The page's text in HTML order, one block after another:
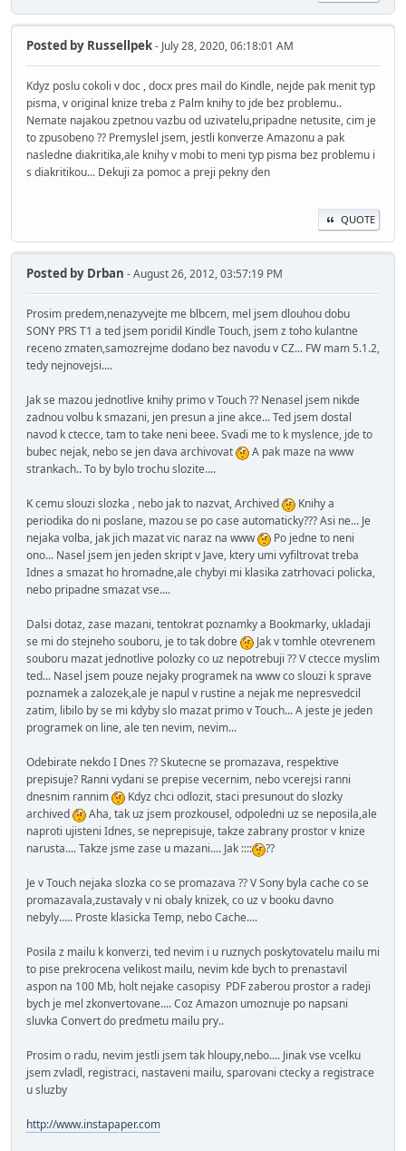
Posted by Russellpek- July 28, 2020, 06:18:01 AM
Kdyz poslu cokoli v doc , docx pres mail do Kindle, nejde pak menit typ
pisma, v original knize treba z Palm knihy to jde bez problemu..
Nemate najakou zpetnou vazbu od uzivatelu,pripadne netusite, cim je
to zpusobeno ?? Premyslel jsem, jestli konverze Amazonu a pak
nasledne diakritika,ale knihy v mobi to meni typ pisma bez problemu i
s diakritikou... Dekuji za pomoc a preji pekny den
QUOTE
Posted by Drban - August 26, 2012, 03:57:19 PM
Prosim predem,nenazyvejte me blbcem, mel jsem dlouhou dobu
SONY PRS T1 a ted jsem poridil Kindle Touch, jsem z toho kulantne
receno zmaten,samozrejme dodano bez navodu v CZ... FW mam 5.1.2,
tedy nejnovejsi....
Jak se mazou jednotlive knihy primo v Touch ?? Nenasel jsem nikde
zadnou volbu k smazani, jen presun a jine akce... Ted jsem dostal
navod k ctecce, tam to take neni beee. Svadi me to k myslence, jde to
bubec nejak, nebo se jen dava archivovat
A pak maze na www
strankach.. To by bylo trochu slozite....
K cemu slouzi slozka , nebo jak to nazvat, Archived
Knihy a
periodika do ni poslane, mazou se po case automaticky??? Asi ne... Je
nejaka volba, jak jich mazat vic naraz na www
Po jedne to neni
ono... Nasel jsem jen jeden skript v Jave, ktery umi vyfiltrovat treba
Idnes a smazat ho hromadne,ale chybyi mi klasika zatrhovaci policka,
nebo pripadne smazat vse....
Dalsi dotaz, zase mazani, tentokrat poznamky a Bookmarky, ukladaji
se mi do stejneho souboru, je to tak dobre
Jak v tomhle otevrenem
souboru mazat jednotlive polozky co uz nepotrebuji ?? V ctecce myslim
ted... Nasel jsem pouze nejaky programek na www co slouzi k sprave
poznamek a zalozek,ale je napul v rustine a nejak me nepresvedcil
zatim, libilo by se mi kdyby slo mazat primo v Touch... A jeste je jeden
programek on line, ale ten nevim, nevim...
Odebirate nekdo I Dnes ?? Skutecne se promazava, respektive
prepisuje? Ranni vydani se prepise vecernim, nebo vcerejsi ranni
dnesnim rannim
Kdyz chci odlozit, staci presunout do slozky
archived
Aha, tak uz jsem prozkousel, odpoledni uz se neposila,ale
naproti ujisteni Idnes, se neprepisuje, takze zabrany prostor v knize
narusta.... Takze jsme zase u mazani.... Jak ::::
??
Je v Touch nejaka slozka co se promazava ?? V Sony byla cache co se
promazavala,zustavaly v ni obaly knizek, co uz v booku davno
nebyly..... Proste klasicka Temp, nebo Cache....
Posila z mailu k konverzi, ted nevim i u ruznych poskytovatelu mailu mi
to pise prekrocena velikost mailu, nevim kde bych to prenastavil
aspon na 100 Mb, holt nejake casopisy PDF zaberou prostor a radeji
bych je mel zkonvertovane.... Coz Amazon umoznuje po napsani
sluvka Convert do predmetu mailu pry..
Prosim o radu, nevim jestli jsem tak hloupy,nebo.... Jinak vse vcelku
jsem zvladl, registraci, nastaveni mailu, sparovani ctecky a registrace
u sluzby
http://www.instapaper.com